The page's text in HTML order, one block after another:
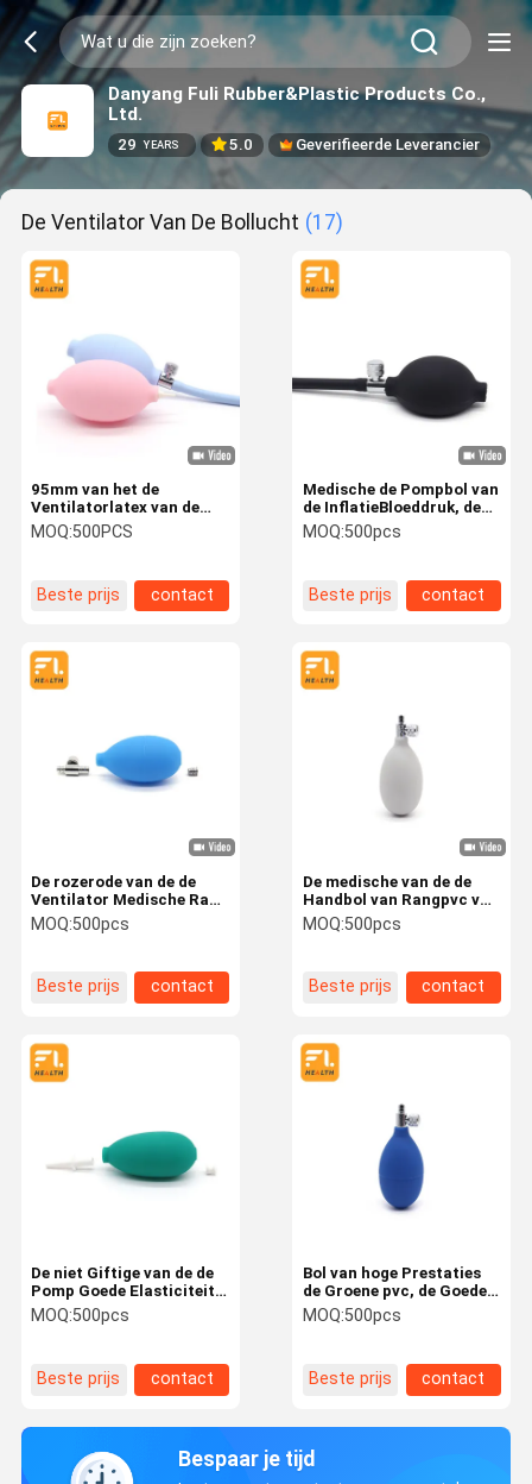
Danyang Fuli Rubber&Plastic Products Co.,
Ltd.
29 YEARS 5.0 Geverifieerde Leverancier
De Ventilator Van De Bollucht (17)
95mm van het de
Ventilatorlatex van de
Bollucht van de
sphygmomenometerbol
de pompimpuls
MOQ:500PCS
Beste prijs contact
Medische de Pompbol van
de InflatieBloeddruk, de
Duidelijke Delen van pvc
Sphygmomanometer
MOQ:500pcs
Beste prijs contact
De rozerode van de de
Ventilator Medische Rang
van het Raketstof
Prestaties van pvc
MOQ:500pcs
Beste prijs contact
De medische van de de
Handbol van Rangpvc van
de de Luchtpomp
Lichtgewicht Goede
MOQ:500pcs
Beste prijs contact
De niet Giftige van de de
Pomp Goede Elasticiteit
van de Luchtbol Sterke
Zuiging Lichtgewicht
MOQ:500pcs
Beste prijs contact
Bol van hoge Prestaties
de Groene pvc, de Goede
Uitrusting van de
Elasticiteits
MOQ:500pcs
Beste prijs contact
Bespaar je tijd